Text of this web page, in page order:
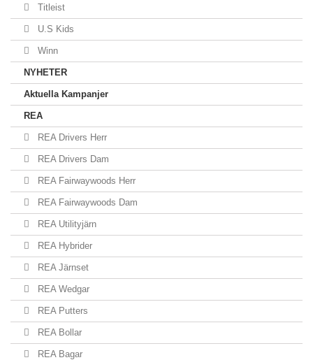
Titleist
U.S Kids
Winn
NYHETER
Aktuella Kampanjer
REA
REA Drivers Herr
REA Drivers Dam
REA Fairwaywoods Herr
REA Fairwaywoods Dam
REA Utilityjärn
REA Hybrider
REA Järnset
REA Wedgar
REA Putters
REA Bollar
REA Bagar